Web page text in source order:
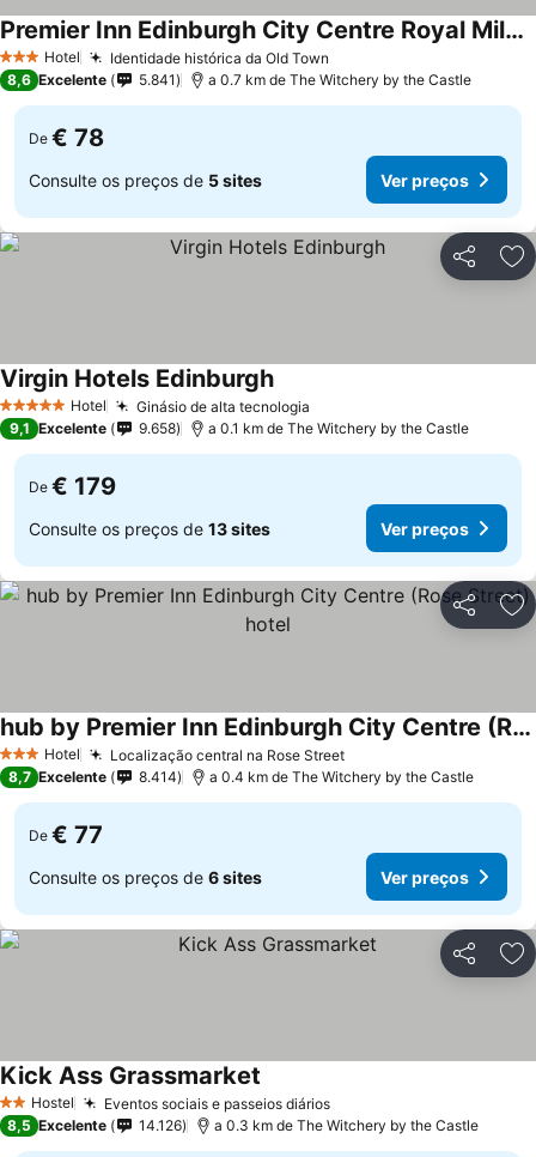
3 EstrelasHotel Identidade histórica da Old Town
Premier Inn Edinburgh City Centre Royal Mile Hotel
Ver preços
8,6 Excelente 5.841 a 0.7 km de The Witchery by the Castle
De € 78
Consulte os preços de 5 sites Ver preços
Partilhar
5 Estrelas Hotel Ginásio de alta tecnologia
Virgin Hotels EdinburghVer preços
9,1 Excelente 9.658 a 0.1 km de The Witchery by the Castle
De € 179
Consulte os preços de 13 sites Ver preços
Partilhar
3 EstrelasHotel Localização central na Rose StreetVer preços
hub by Premier Inn Edinburgh City Centre (Rose Street) hotel
Ver preços
8,7 Excelente 8.414 a 0.4 km de The Witchery by the Castle
De € 77
Consulte os preços de 6 sites Ver preços
Partilhar
2 Estrelas
Hostel Eventos sociais e passeios diáriosVer preços
Kick Ass Grassmarket
8,5 Excelente 14.126 a 0.3 km de The Witchery by the Castle